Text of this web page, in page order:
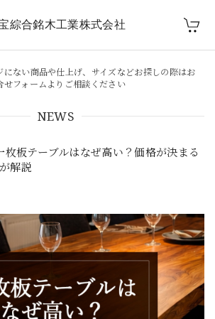
綜合銘木工業株式会社
にない商品や仕上げ、サイズなどお探しの際はお
せフォームよりご相談ください
NEWS
板テーブルはなぜ高い？価格が決まる
解説